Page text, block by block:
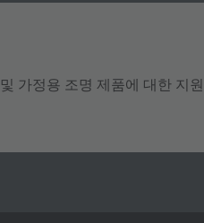
가정용 조명 제품에 대한 지